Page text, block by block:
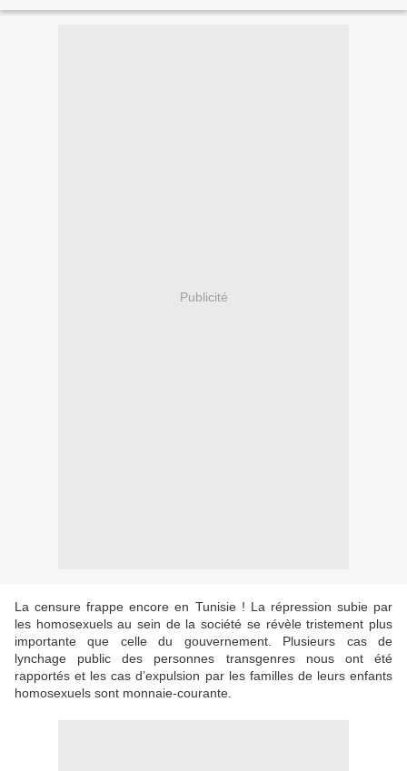
Publicité
La censure frappe encore en Tunisie ! La répression subie par
les homosexuels au sein de la société se révèle tristement plus
importante que celle du gouvernement. Plusieurs cas de
lynchage public des personnes transgenres nous ont été
rapportés et les cas d’expulsion par les familles de leurs enfants
homosexuels sont monnaie-courante.